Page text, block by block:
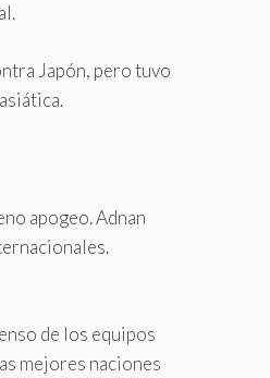
Japón, pero tuvo
apogeo. Adnan
de los equipos
mejores naciones